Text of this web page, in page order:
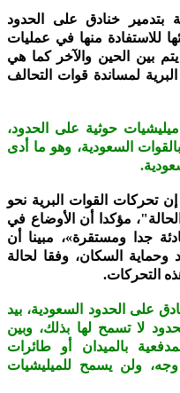
بتدمير خنادق على الحدود
للاستفادة منها في عمليات
بين الحين والآخر كما هي
لمساندة قوات التحالف
حوثية على الحدود،
السعودية، وهو ما أدى
تحركات القوات البرية نحو
مؤكدا أن الأوضاع في
جدا ومستقرة»، مبينا أن
السكان، وفقا لحالة
التحركات.
على الحدود السعودية، بيد
لا تسمح لها بذلك، وبين
بالميدان أو طائرات
ولن يسمح للميليشيات